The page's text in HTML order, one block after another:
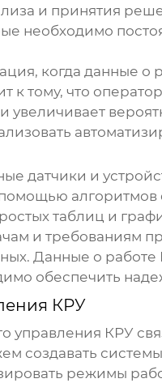
и принятия
необходимо
когда данные
тому, что
увеличивает
датчики и
таблиц и
и требованиям
Данные о
обеспечить
КРУ
управления КРУ
режимы